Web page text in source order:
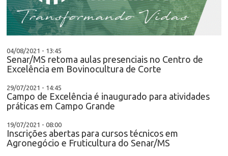
04/08/2021 - 13:45
Senar/MS retoma aulas presenciais no Centro de
Excelência em Bovinocultura de Corte
29/07/2021 - 14:45
Campo de Excelência é inaugurado para atividades
práticas em Campo Grande
19/07/2021 - 08:00
Inscrições abertas para cursos técnicos em
Agronegócio e Fruticultura do Senar/MS